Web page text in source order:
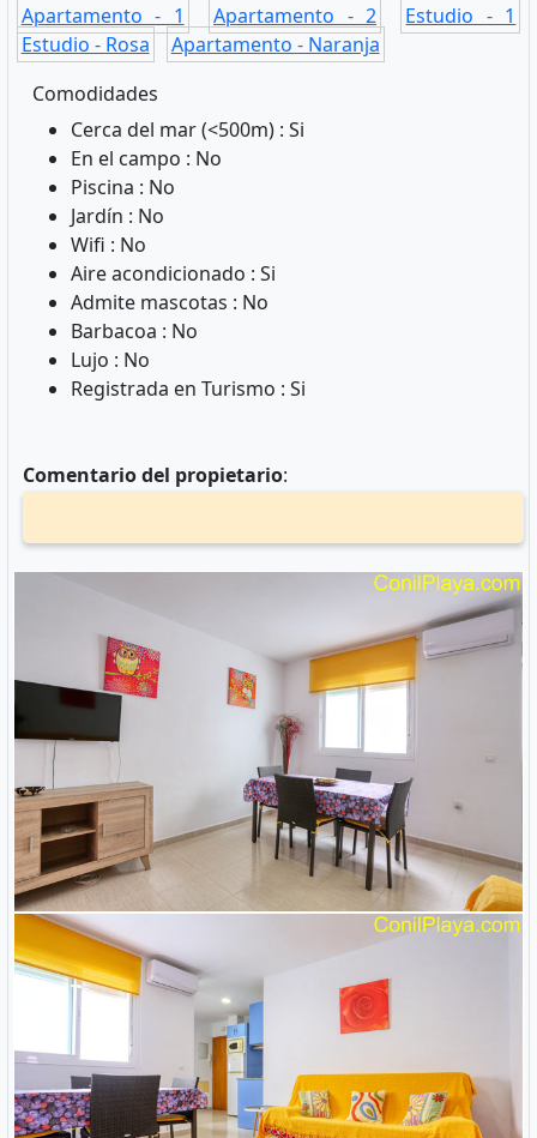
Apartamento - 1
Apartamento - 2
Estudio - 1
Estudio - Rosa
Apartamento - Naranja
Comodidades
Cerca del mar (<500m) : Si
En el campo : No
Piscina : No
Jardín : No
Wifi : No
Aire acondicionado : Si
Admite mascotas : No
Barbacoa : No
Lujo : No
Registrada en Turismo : Si
Comentario del propietario: